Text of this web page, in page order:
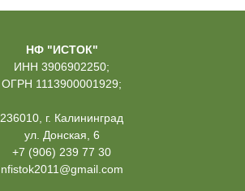
НФ "ИСТОК"
ИНН 3906902250;
ОГРН 1113900001929;
236010, г. Калининград
ул. Донская, 6
+7 (906) 239 77 30
nfistok2011@gmail.com